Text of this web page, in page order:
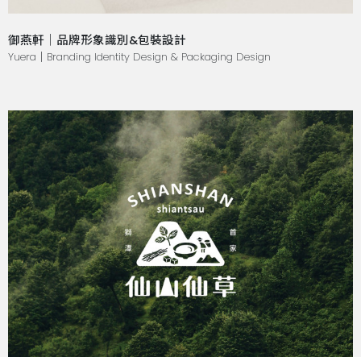
御燕軒｜品牌形象識別&包裝設計
Yuera｜Branding Identity Design & Packaging Design